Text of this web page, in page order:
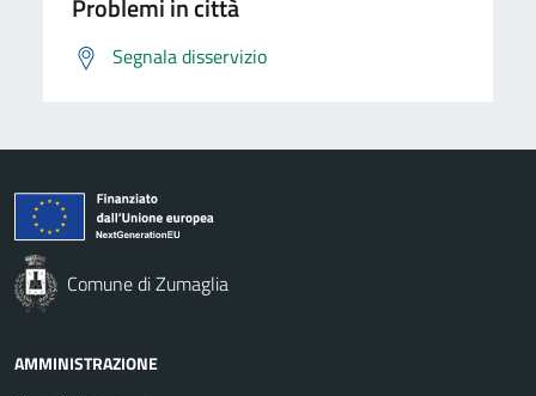
Problemi in città
Segnala disservizio
Comune di Zumaglia
AMMINISTRAZIONE